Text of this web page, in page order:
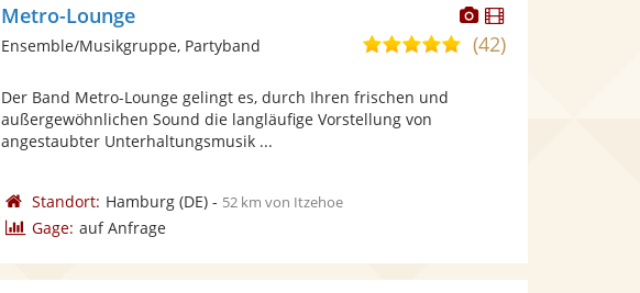
Dieser
Künstler
stellt
Dieser
Künstler
Metro-Lounge
5,0(42)
Ensemble/Musikgruppe, Partyband
Der Band Metro-Lounge gelingt es, durch Ihren frischen und
außergewöhnlichen Sound die langläufige Vorstellung von
angestaubter Unterhaltungsmusik ...
Standort: Hamburg(DE)- 52 km von Itzehoe
Gage: auf Anfrage